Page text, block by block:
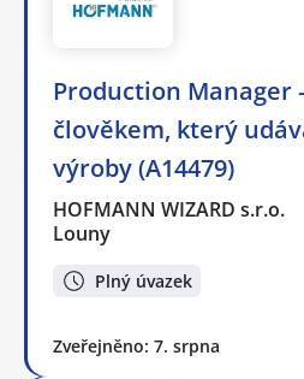
Production Manager
člověkem, který
výroby (A14479)
HOFMANN WIZARD s.r.o.
Louny
Plný úvazek
Zveřejněno: 7. srpna